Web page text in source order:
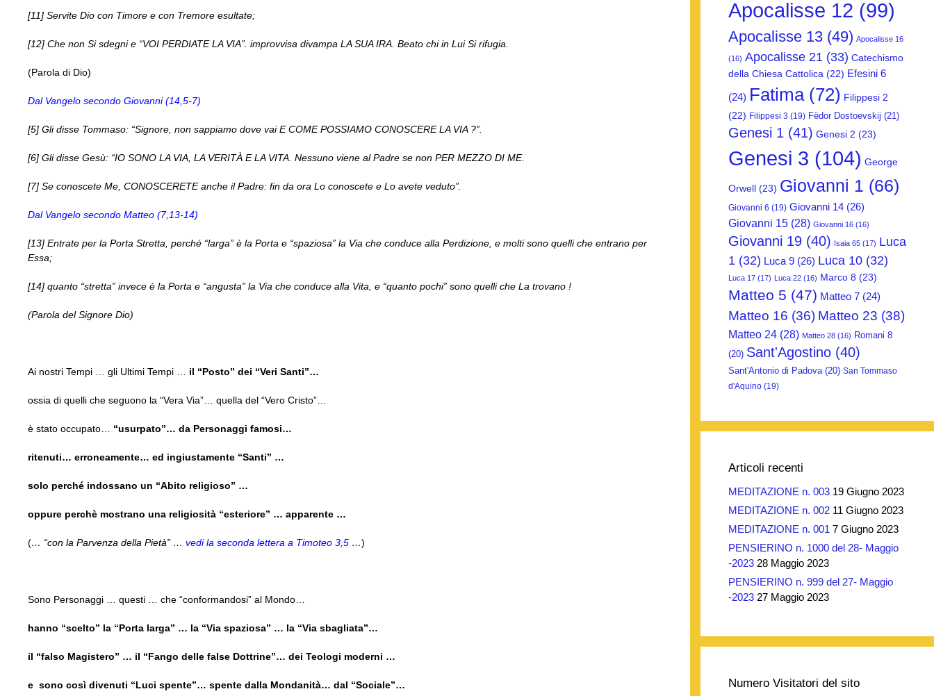
[11] Servite Dio con Timore e con Tremore esultate;
[12] Che non Si sdegni e “VOI PERDIATE LA VIA”. improvvisa divampa LA SUA IRA. Beato chi in Lui Si rifugia.
(Parola di Dio)
Dal Vangelo secondo Giovanni (14,5-7)
[5] Gli disse Tommaso: “Signore, non sappiamo dove vai E COME POSSIAMO CONOSCERE LA VIA ?”.
[6] Gli disse Gesù: “IO SONO LA VIA, LA VERITÀ E LA VITA. Nessuno viene al Padre se non PER MEZZO DI ME.
[7] Se conoscete Me, CONOSCERETE anche il Padre: fin da ora Lo conoscete e Lo avete veduto”.
Dal Vangelo secondo Matteo (7,13-14)
[13] Entrate per la Porta Stretta, perché “larga” è la Porta e “spaziosa” la Via che conduce alla Perdizione, e molti sono quelli che entrano per
Essa;
[14] quanto “stretta” invece è la Porta e “angusta” la Via che conduce alla Vita, e “quanto pochi” sono quelli che La trovano !
(Parola del Signore Dio)
Ai nostri Tempi … gli Ultimi Tempi … il “Posto” dei “Veri Santi”…
ossia di quelli che seguono la “Vera Via”… quella del “Vero Cristo”…
è stato occupato… “usurpato”… da Personaggi famosi…
ritenuti… erroneamente… ed ingiustamente “Santi” …
solo perché indossano un “Abito religioso” …
oppure perchè mostrano una religiosità “esteriore” … apparente …
(… “con la Parvenza della Pietà” … vedi la seconda lettera a Timoteo 3,5 …)
Sono Personaggi … questi … che “conformandosi” al Mondo…
hanno “scelto” la “Porta larga” … la “Via spaziosa” … la “Via sbagliata”…
il “falso Magistero” … il “Fango delle false Dottrine”… dei Teologi moderni …
e sono così divenuti “Luci spente”… spente dalla Mondanità… dal “Sociale”…
Apocalisse 12 (99)
Apocalisse 13 (49) Apocalisse 16
(16) Apocalisse 21 (33) Catechismo
della Chiesa Cattolica (22) Efesini 6
(24) Fatima (72) Filippesi 2
(22) Filippesi 3 (19) Fëdor Dostoevskij (21)
Genesi 1 (41) Genesi 2 (23)
Genesi 3 (104) George
Orwell (23) Giovanni 1 (66)
Giovanni 6 (19) Giovanni 14 (26)
Giovanni 15 (28) Giovanni 16 (16)
Giovanni 19 (40) Isaia 65 (17) Luca
1 (32) Luca 9 (26) Luca 10 (32)
Luca 17 (17) Luca 22 (16) Marco 8 (23)
Matteo 5 (47) Matteo 7 (24)
Matteo 16 (36) Matteo 23 (38)
Matteo 24 (28) Matteo 28 (16) Romani 8
(20) Sant'Agostino (40)
Sant'Antonio di Padova (20) San Tommaso
d'Aquino (19)
Articoli recenti
MEDITAZIONE n. 003 19 Giugno 2023
MEDITAZIONE n. 002 11 Giugno 2023
MEDITAZIONE n. 001 7 Giugno 2023
PENSIERINO n. 1000 del 28- Maggio
-2023 28 Maggio 2023
PENSIERINO n. 999 del 27- Maggio
-2023 27 Maggio 2023
Numero Visitatori del sito